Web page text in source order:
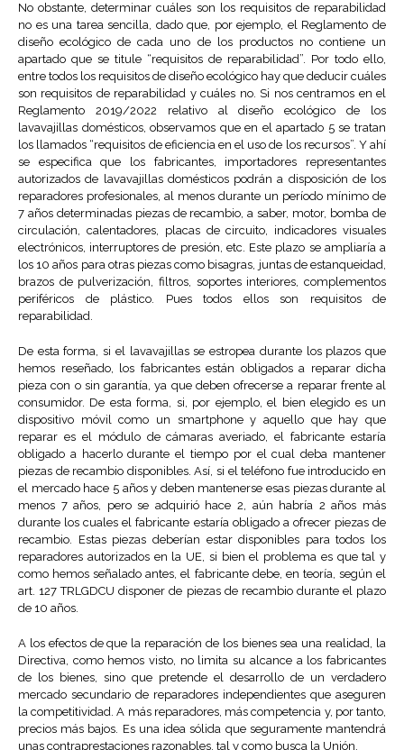
No obstante, determinar cuáles son los requisitos de reparabilidad
no es una tarea sencilla, dado que, por ejemplo, el Reglamento de
diseño ecológico de cada uno de los productos no contiene un
apartado que se titule “requisitos de reparabilidad”. Por todo ello,
entre todos los requisitos de diseño ecológico hay que deducir cuáles
son requisitos de reparabilidad y cuáles no. Si nos centramos en el
Reglamento 2019/2022 relativo al diseño ecológico de los
lavavajillas domésticos, observamos que en el apartado 5 se tratan
los llamados “requisitos de eficiencia en el uso de los recursos”. Y ahí
se especifica que los fabricantes, importadores representantes
autorizados de lavavajillas domésticos podrán a disposición de los
reparadores profesionales, al menos durante un período mínimo de
7 años determinadas piezas de recambio, a saber, motor, bomba de
circulación, calentadores, placas de circuito, indicadores visuales
electrónicos, interruptores de presión, etc. Este plazo se ampliaría a
los 10 años para otras piezas como bisagras, juntas de estanqueidad,
brazos de pulverización, filtros, soportes interiores, complementos
periféricos de plástico. Pues todos ellos son requisitos de
reparabilidad.
De esta forma, si el lavavajillas se estropea durante los plazos que
hemos reseñado, los fabricantes están obligados a reparar dicha
pieza con o sin garantía, ya que deben ofrecerse a reparar frente al
consumidor. De esta forma, si, por ejemplo, el bien elegido es un
dispositivo móvil como un smartphone y aquello que hay que
reparar es el módulo de cámaras averiado, el fabricante estaría
obligado a hacerlo durante el tiempo por el cual deba mantener
piezas de recambio disponibles. Así, si el teléfono fue introducido en
el mercado hace 5 años y deben mantenerse esas piezas durante al
menos 7 años, pero se adquirió hace 2, aún habría 2 años más
durante los cuales el fabricante estaría obligado a ofrecer piezas de
recambio. Estas piezas deberían estar disponibles para todos los
reparadores autorizados en la UE, si bien el problema es que tal y
como hemos señalado antes, el fabricante debe, en teoría, según el
art. 127 TRLGDCU disponer de piezas de recambio durante el plazo
de 10 años.
A los efectos de que la reparación de los bienes sea una realidad, la
Directiva, como hemos visto, no limita su alcance a los fabricantes
de los bienes, sino que pretende el desarrollo de un verdadero
mercado secundario de reparadores independientes que aseguren
la competitividad. A más reparadores, más competencia y, por tanto,
precios más bajos. Es una idea sólida que seguramente mantendrá
unas contraprestaciones razonables, tal y como busca la Unión.